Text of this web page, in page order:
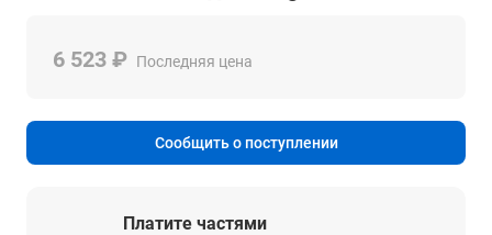
6 523 ₽ Последняя цена
Сообщить о поступлении
Платите частями